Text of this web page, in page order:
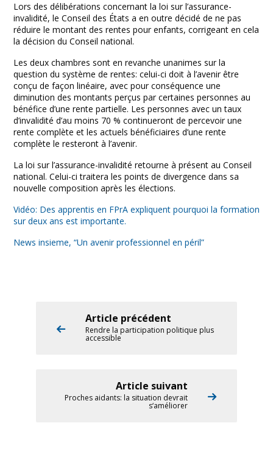
Lors des délibérations concernant la loi sur l’assurance-
invalidité, le Conseil des États a en outre décidé de ne pas
réduire le montant des rentes pour enfants, corrigeant en cela
la décision du Conseil national.
Les deux chambres sont en revanche unanimes sur la
question du système de rentes: celui-ci doit à l’avenir être
conçu de façon linéaire, avec pour conséquence une
diminution des montants perçus par certaines personnes au
bénéfice d’une rente partielle. Les personnes avec un taux
d’invalidité d’au moins 70 % continueront de percevoir une
rente complète et les actuels bénéficiaires d’une rente
complète le resteront à l’avenir.
La loi sur l’assurance-invalidité retourne à présent au Conseil
national. Celui-ci traitera les points de divergence dans sa
nouvelle composition après les élections.
Vidéo: Des apprentis en FPrA expliquent pourquoi la formation
sur deux ans est importante.
News insieme, “Un avenir professionnel en péril”
Article précédent
Rendre la participation politique plus
accessible
Article suivant
Proches aidants: la situation devrait
s‘améliorer